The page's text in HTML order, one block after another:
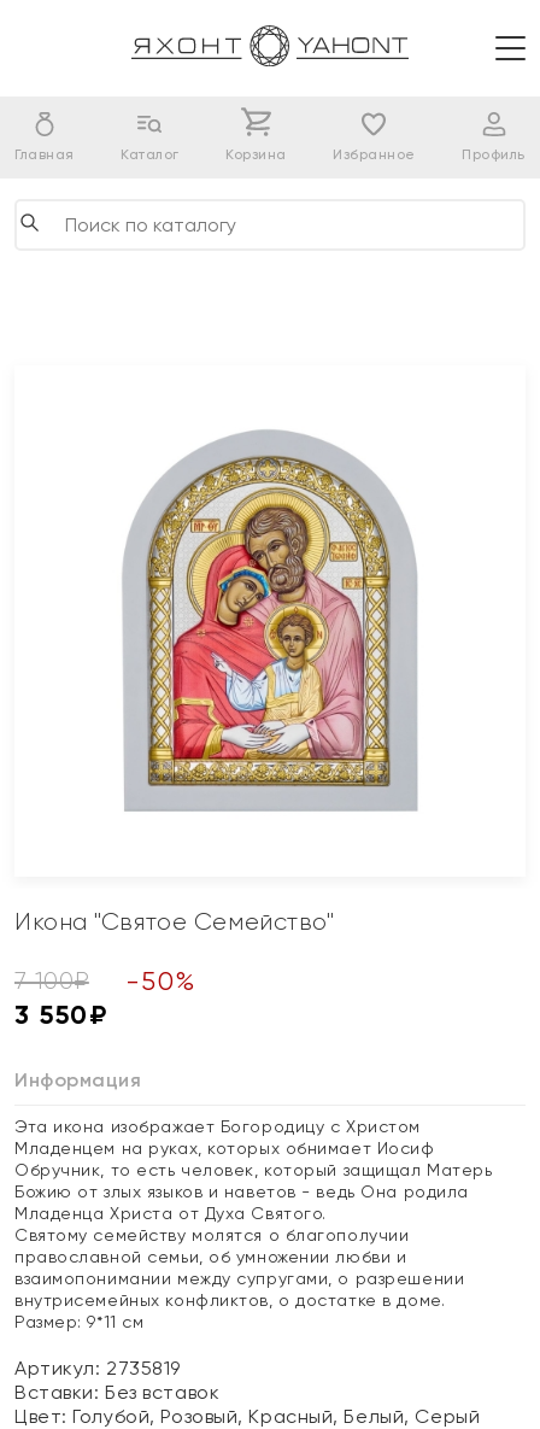
Главная Каталог Корзина Избранное Профиль
Икона "Святое Семейство"
7 100₽ -50%
3 550₽
Информация
Эта икона изображает Богородицу с Христом
Младенцем на руках, которых обнимает Иосиф
Обручник, то есть человек, который защищал Матерь
Божию от злых языков и наветов - ведь Она родила
Младенца Христа от Духа Святого.
Святому семейству молятся о благополучии
православной семьи, об умножении любви и
взаимопонимании между супругами, о разрешении
внутрисемейных конфликтов, о достатке в доме.
Размер: 9*11 см
Артикул: 2735819
Вставки:Без вставок
Цвет:Голубой, Розовый, Красный, Белый, Серый